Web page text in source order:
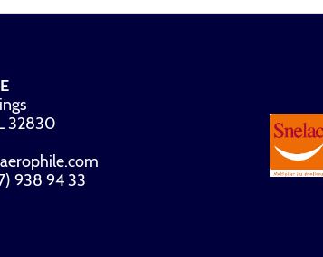
32830
938 94 33